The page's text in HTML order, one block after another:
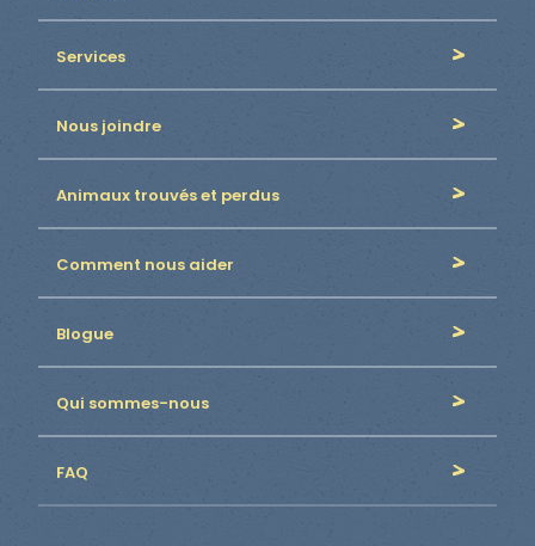
Services
Nous joindre
Animaux trouvés et perdus
Comment nous aider
Blogue
Qui sommes-nous
FAQ